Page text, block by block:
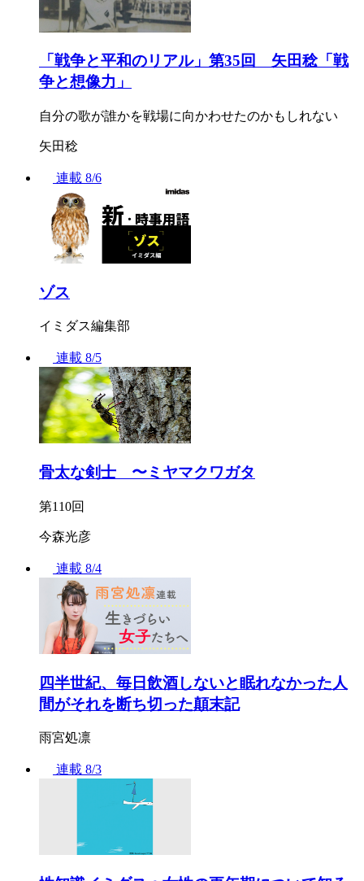
「戦争と平和のリアル」第35回 矢田稔「戦
争と想像力」
自分の歌が誰かを戦場に向かわせたのかもしれない
矢田稔
連載 8/6
ゾス
イミダス編集部
連載 8/5
骨太な剣士 〜ミヤマクワガタ
第110回
今森光彦
連載 8/4
四半世紀、毎日飲酒しないと眠れなかった人
間がそれを断ち切った顛末記
雨宮処凛
連載 8/3